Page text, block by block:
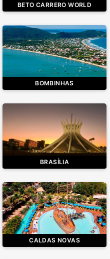
BETO CARRERO WORLD
BOMBINHAS
BRASÍLIA
CALDAS NOVAS